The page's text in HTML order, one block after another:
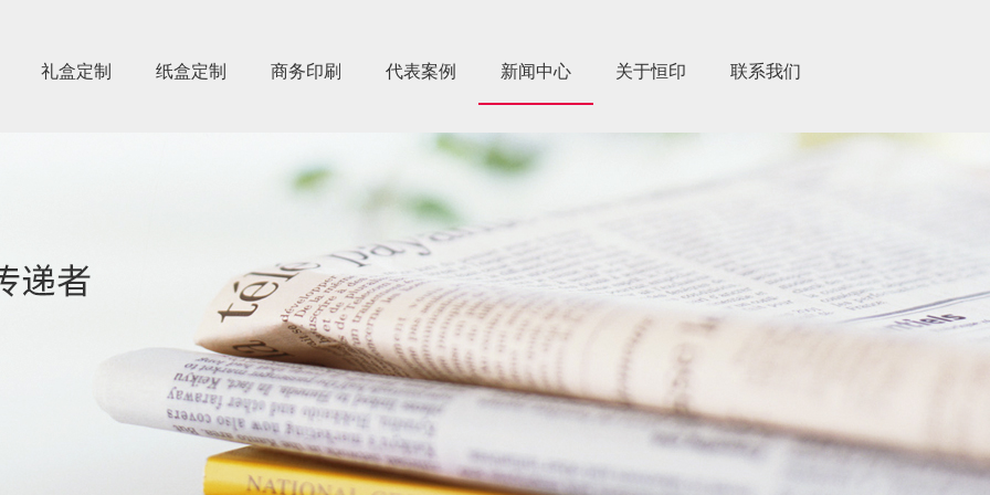
礼盒定制 纸盒定制 商务印刷 代表案例 新闻中心 关于恒印 联系我们